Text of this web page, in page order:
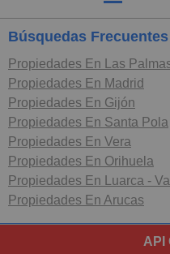
Búsquedas Frecuentes
Propiedades En Las
Propiedades En Madrid
Propiedades En Gijón
Propiedades En Santa Pola
Propiedades En Vera
Propiedades En Orihuela
Propiedades En Luarca -
Propiedades En Arucas
API